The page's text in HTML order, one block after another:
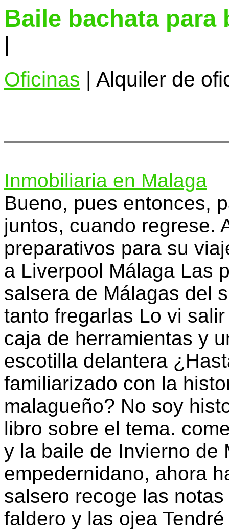
Baile bachata para
|
Oficinas | Alquiler de
Inmobiliaria en Malaga
Bueno, pues entonces,
juntos, cuando regrese.
preparativos para su
a Liverpool Málaga Las
salsera de Málagas del
tanto fregarlas Lo vi
caja de herramientas y
escotilla delantera
familiarizado con la
malagueño? No soy
libro sobre el tema.
y la baile de Invierno de
empedernidano, ahora
salsero recoge las
faldero y las ojea